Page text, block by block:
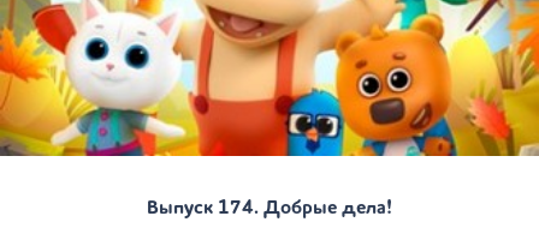
Выпуск 174. Добрые дела!